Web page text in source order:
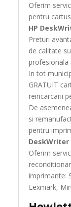
Oferim
pentru
HP
Preturi
de calitate
profesionala
In tot
GRATUIT
reincarcarii
De
si
pentru
DeskWriter
Oferim
imprimante:
Lexmark,